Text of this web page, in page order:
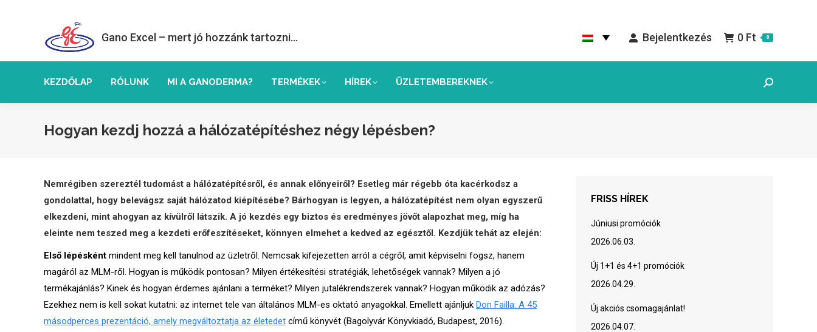
Gano Excel – mert jó hozzánk tartozni… Bejelentkezés 0 Ft 0
KEZDŐLAP RÓLUNK MI A GANODERMA? TERMÉKEK HÍREK ÜZLETEMBEREKNEK Search:
Hogyan kezdj hozzá a hálózatépítéshez négy lépésben?
Nemrégiben szereztél tudomást a hálózatépítésről, és annak előnyeiről? Esetleg már régebb óta kacérkodsz a
gondolattal, hogy belevágsz saját hálózatod kiépítésébe? Bárhogyan is legyen, a hálózatépítést nem olyan egyszerű
elkezdeni, mint ahogyan az kívülről látszik. A jó kezdés egy biztos és eredményes jövőt alapozhat meg, míg ha
eleinte nem teszed meg a kezdeti erőfeszítéseket, könnyen elmehet a kedved az egésztől. Kezdjük tehát az elején:
Első lépésként mindent meg kell tanulnod az üzletről. Nemcsak kifejezetten arról a cégről, amit képviselni fogsz, hanem
magáról az MLM-ről. Hogyan is működik pontosan? Milyen értékesítési stratégiák, lehetőségek vannak? Milyen a jó
termékajánlás? Kinek és hogyan érdemes ajánlani a terméket? Milyen jutalékrendszerek vannak? Hogyan működik az adózás?
Ezekhez nem is kell sokat kutatni: az internet tele van általános MLM-es oktató anyagokkal. Emellett ajánljuk Don Failla: A 45
másodperces prezentáció, amely megváltoztatja az életedet című könyvét (Bagolyvár Könyvkiadó, Budapest, 2016).
FRISS HÍREK
Júniusi promóciók
2026.06.03.
Új 1+1 és 4+1 promóciók
2026.04.29.
Új akciós csomagajánlat!
2026.04.07.